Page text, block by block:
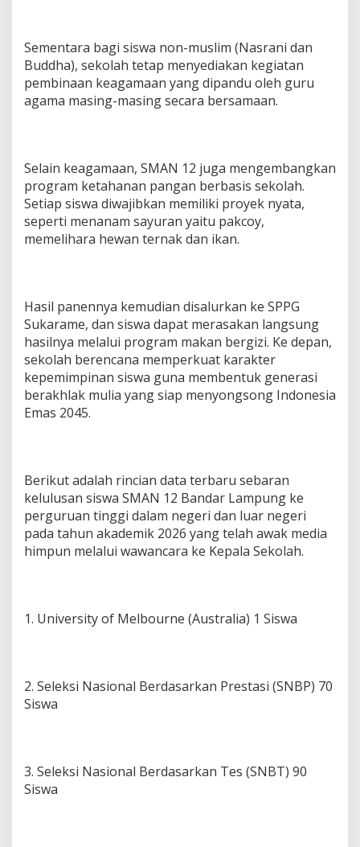
Sementara bagi siswa non-muslim (Nasrani dan
Buddha), sekolah tetap menyediakan kegiatan
pembinaan keagamaan yang dipandu oleh guru
agama masing-masing secara bersamaan.
Selain keagamaan, SMAN 12 juga mengembangkan
program ketahanan pangan berbasis sekolah.
Setiap siswa diwajibkan memiliki proyek nyata,
seperti menanam sayuran yaitu pakcoy,
memelihara hewan ternak dan ikan.
Hasil panennya kemudian disalurkan ke SPPG
Sukarame, dan siswa dapat merasakan langsung
hasilnya melalui program makan bergizi. Ke depan,
sekolah berencana memperkuat karakter
kepemimpinan siswa guna membentuk generasi
berakhlak mulia yang siap menyongsong Indonesia
Emas 2045.
Berikut adalah rincian data terbaru sebaran
kelulusan siswa SMAN 12 Bandar Lampung ke
perguruan tinggi dalam negeri dan luar negeri
pada tahun akademik 2026 yang telah awak media
himpun melalui wawancara ke Kepala Sekolah.
1. University of Melbourne (Australia) 1 Siswa
2. Seleksi Nasional Berdasarkan Prestasi (SNBP) 70
Siswa
3. Seleksi Nasional Berdasarkan Tes (SNBT) 90
Siswa